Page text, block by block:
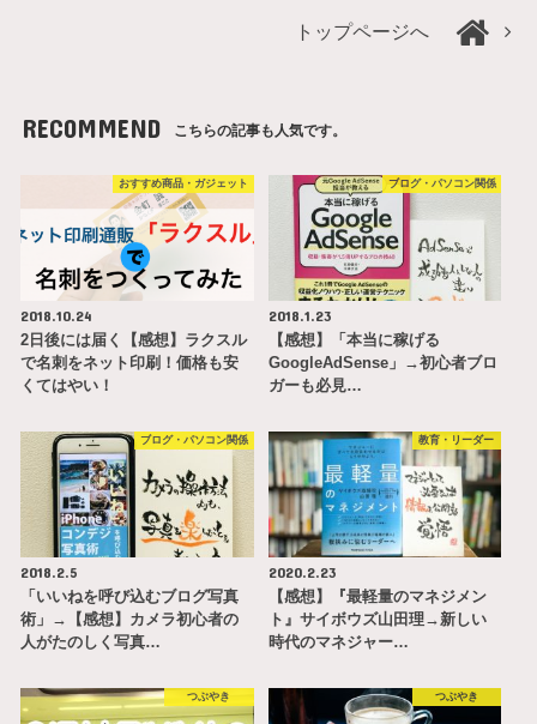
トップページへ
RECOMMEND こちらの記事も人気です。
おすすめ商品・ガジェット
2018.10.24
2日後には届く【感想】ラクスル
で名刺をネット印刷！価格も安
くてはやい！
ブログ・パソコン関係
2018.1.23
【感想】「本当に稼げる
GoogleAdSense」→初心者ブロ
ガーも必見…
ブログ・パソコン関係
2018.2.5
「いいねを呼び込むブログ写真
術」→【感想】カメラ初心者の
人がたのしく写真…
教育・リーダー
2020.2.23
【感想】『最軽量のマネジメン
ト』サイボウズ山田理→新しい
時代のマネジャー…
つぶやき つぶやき